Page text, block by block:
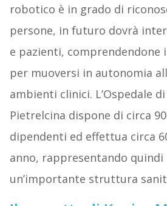
robotico è in grado di
persone, in futuro dovrà
e pazienti,
per muoversi in autonomia
ambienti clinici. L’Ospedale di
Pietrelcina dispone di circa
dipendenti ed effettua circa
anno, rappresentando quindi
un’importante struttura